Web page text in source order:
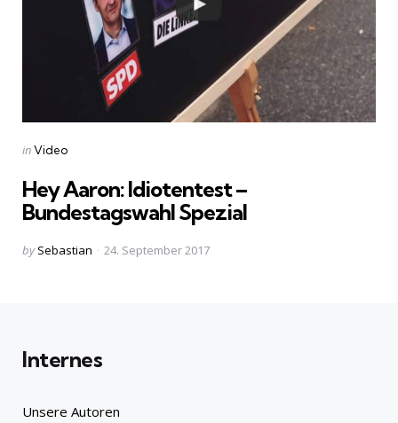
Categories
Posted
inVideo
Hey Aaron: Idiotentest –
Bundestagswahl Spezial
Posted
by Sebastian 24. September 2017
Internes
Unsere Autoren